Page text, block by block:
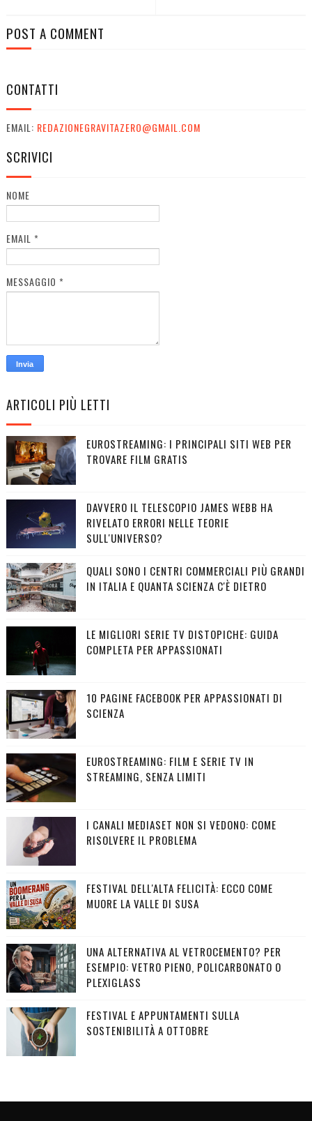
POST A COMMENT
CONTATTI
EMAIL: REDAZIONEGRAVITAZERO@GMAIL.COM
SCRIVICI
NOME
EMAIL *
MESSAGGIO *
ARTICOLI PIÙ LETTI
EUROSTREAMING: I PRINCIPALI SITI WEB PER
TROVARE FILM GRATIS
DAVVERO IL TELESCOPIO JAMES WEBB HA
RIVELATO ERRORI NELLE TEORIE
SULL'UNIVERSO?
QUALI SONO I CENTRI COMMERCIALI PIÙ GRANDI
IN ITALIA E QUANTA SCIENZA C'È DIETRO
LE MIGLIORI SERIE TV DISTOPICHE: GUIDA
COMPLETA PER APPASSIONATI
10 PAGINE FACEBOOK PER APPASSIONATI DI
SCIENZA
EUROSTREAMING: FILM E SERIE TV IN
STREAMING, SENZA LIMITI
I CANALI MEDIASET NON SI VEDONO: COME
RISOLVERE IL PROBLEMA
FESTIVAL DELL'ALTA FELICITÀ: ECCO COME
MUORE LA VALLE DI SUSA
UNA ALTERNATIVA AL VETROCEMENTO? PER
ESEMPIO: VETRO PIENO, POLICARBONATO O
PLEXIGLASS
FESTIVAL E APPUNTAMENTI SULLA
SOSTENIBILITÀ A OTTOBRE